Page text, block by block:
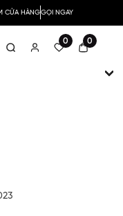
CỬA HÀNGGỌI NGAY
0 0